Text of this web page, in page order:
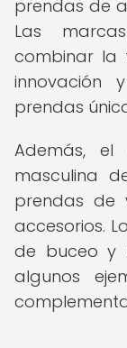
prendas de
Las
combinar la
innovación
prendas
Además,
masculina
prendas de
accesorios.
de buceo y
algunos